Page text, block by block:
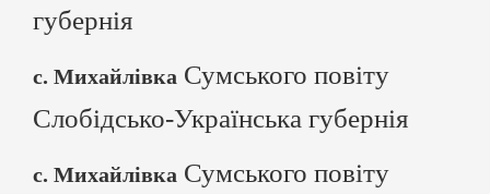
губернія
с. Михайлівка Сумського повіту
Слобідсько-Українська губернія
с. Михайлівка Сумського повіту